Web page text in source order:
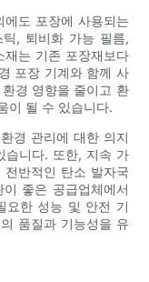
도 포장에 사용되는
, 퇴비화 가능 필름,
는 기존 포장재보다
포장 기계와 함께 사
경 영향을 줄이고 환
이 될 수 있습니다.
경 관리에 대한 의지
습니다. 또한, 지속 가
반적인 탄소 발자국
좋은 공급업체에서
요한 성능 및 안전 기
품질과 기능성을 유